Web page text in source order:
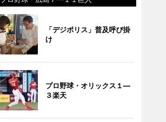
「デジポリス」普及呼び掛
け
プロ野球・オリックス１―
３楽天